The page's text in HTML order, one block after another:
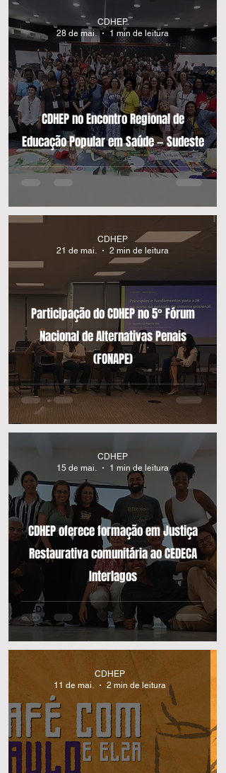
CDHEP no Encontro Regional de
Educação Popular em Saúde — Sudeste
CDHEP
28 de mai.
1 min de leitura
Participação do CDHEP no 5° Fórum
Nacional de Alternativas Penais
(FONAPE)
CDHEP
21 de mai.
2 min de leitura
CDHEP oferece formação em Justiça
Restaurativa comunitária ao CEDECA
Interlagos
CDHEP
15 de mai.
1 min de leitura
CDHEP
11 de mai.
2 min de leitura